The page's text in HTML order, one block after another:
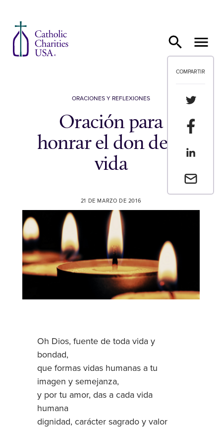
COMPARTIR
Envia un
ORACIONES Y REFLEXIONES
Oración para
honrar el don de la
vida
21 DE MARZO DE 2016
Oh Dios, fuente de toda vida y
bondad,
que formas vidas humanas a tu
imagen y semejanza,
y por tu amor, das a cada vida
humana
dignidad, carácter sagrado y valor